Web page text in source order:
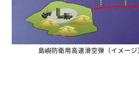
島嶼防衛用高速滑空弾（イメー